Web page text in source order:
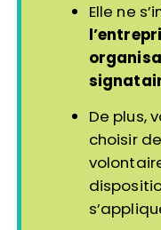
Elle ne
De plus,
choisir